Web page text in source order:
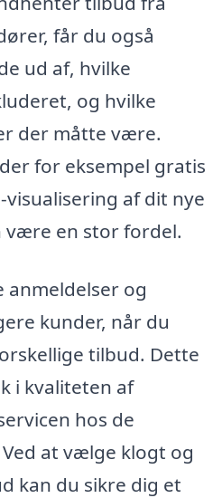
får du også
ud af, hvilke
og hvilke
der måtte være.
for eksempel gratis
af dit nye
være en stor fordel.
anmeldelser og
kunder, når du
tilbud. Dette
i kvaliteten af
hos de
at vælge klogt og
kan du sikre dig et